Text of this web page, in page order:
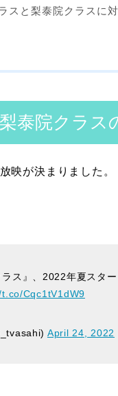
スと梨泰院クラスに
泰院クラス
映が決まりました。
ス』、2022年夏スタ
Cqc1tV1dW9
April 24, 2022